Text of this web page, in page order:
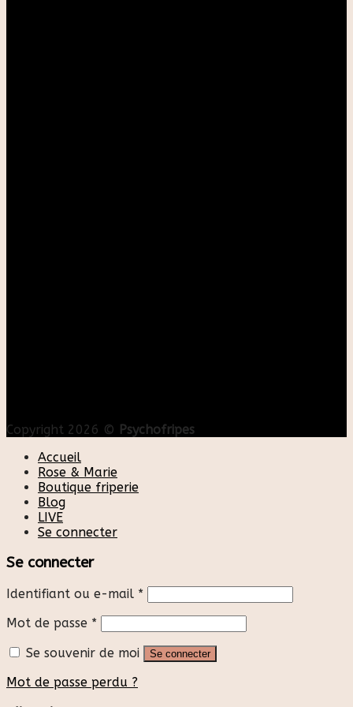
Copyright 2026 © Psychofripes
Accueil
Rose & Marie
Boutique friperie
Blog
LIVE
Se connecter
Se connecter
Identifiant ou e-mail *
Mot de passe *
Se souvenir de moi
Se connecter
Mot de passe perdu ?